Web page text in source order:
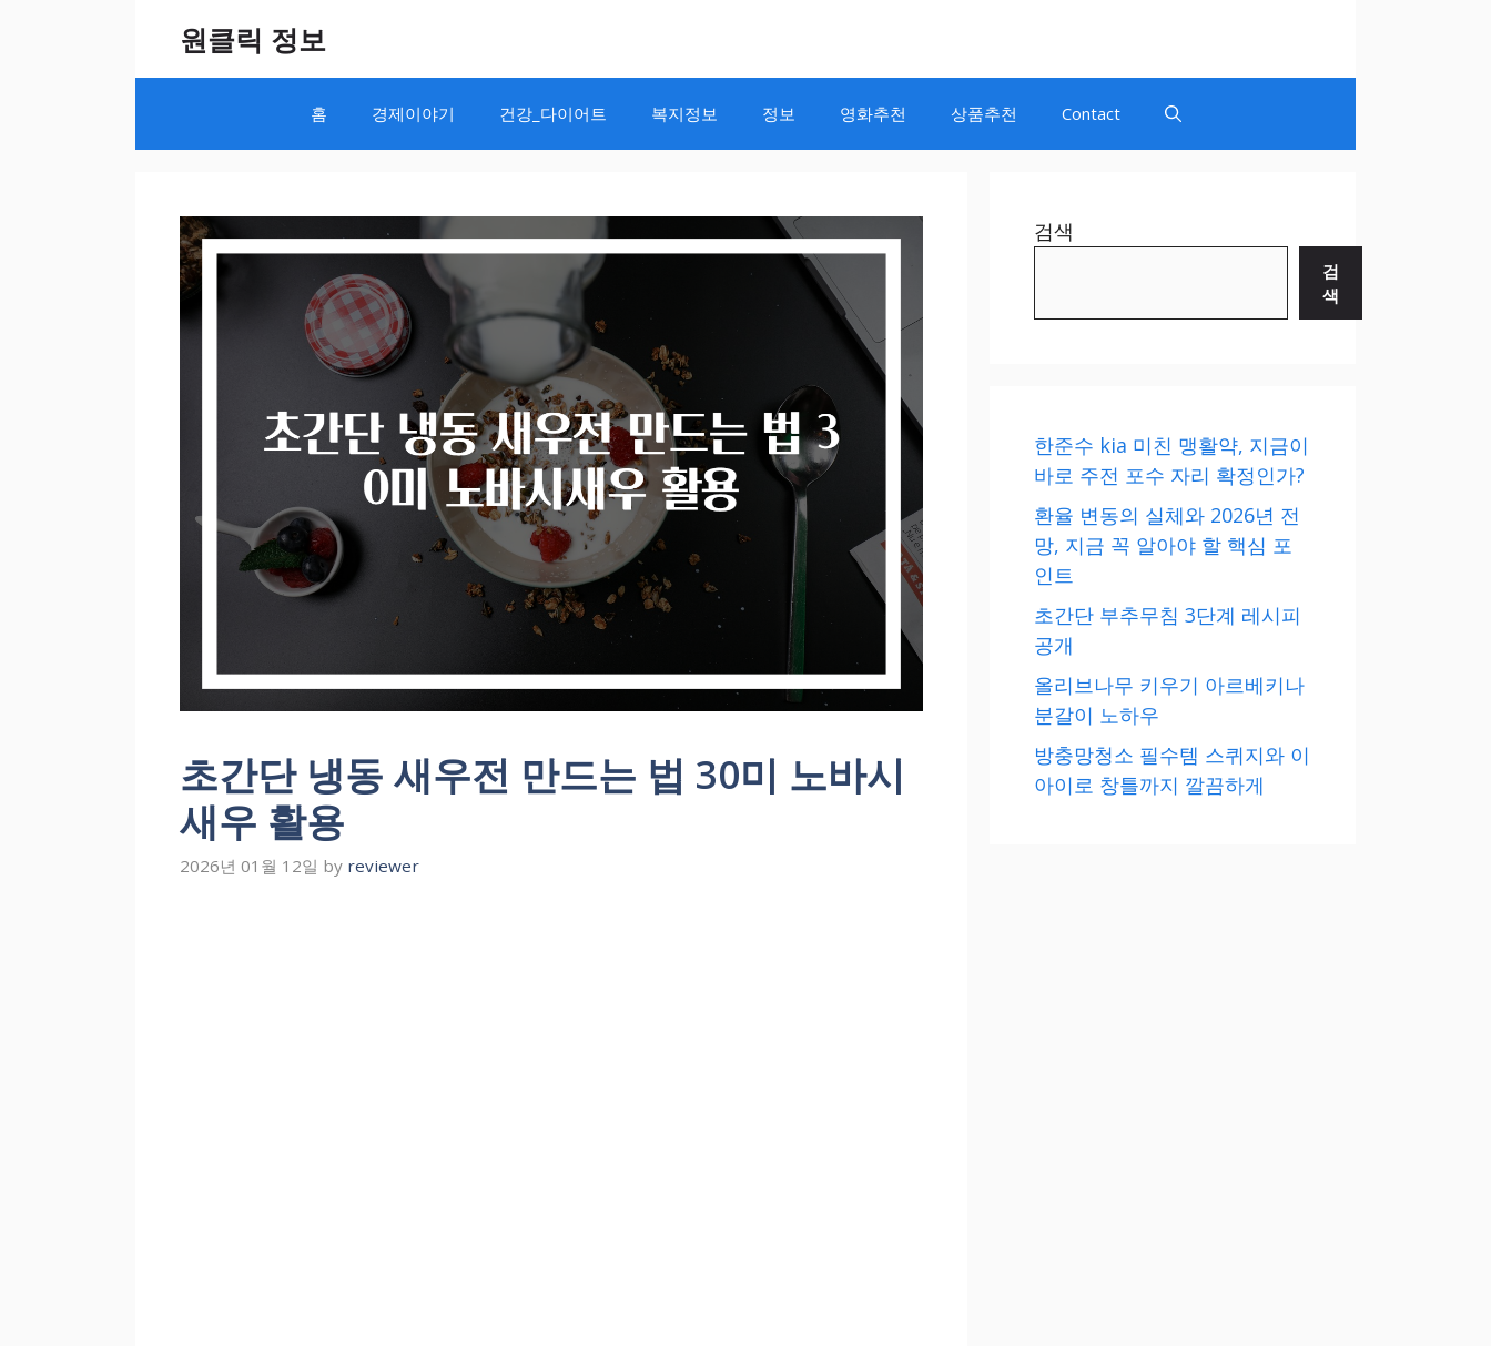
원클릭 정보
홈 경제이야기 건강_다이어트 복지정보 정보 영화추천 상품추천 Contact
초간단 냉동 새우전 만드는 법 30미 노바시
새우 활용
2026년 01월 12일 by reviewer
검색
검
색
한준수 kia 미친 맹활약, 지금이
바로 주전 포수 자리 확정인가?
환율 변동의 실체와 2026년 전
망, 지금 꼭 알아야 할 핵심 포
인트
초간단 부추무침 3단계 레시피
공개
올리브나무 키우기 아르베키나
분갈이 노하우
방충망청소 필수템 스퀴지와 이
아이로 창틀까지 깔끔하게